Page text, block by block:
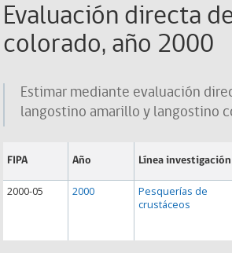
Evaluación directa
colorado, año 2000
Estimar mediante evaluación
langostino amarillo y langostino
FIPA
2000-05
Año
2000
Línea investigación
Pesquerías de
crustáceos